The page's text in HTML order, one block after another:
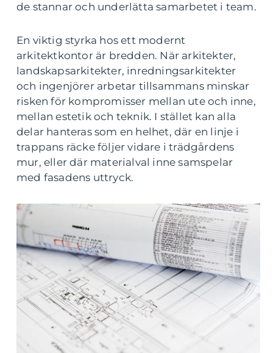
de stannar och underlätta samarbetet i team.
En viktig styrka hos ett modernt
arkitektkontor är bredden. När arkitekter,
landskapsarkitekter, inredningsarkitekter
och ingenjörer arbetar tillsammans minskar
risken för kompromisser mellan ute och inne,
mellan estetik och teknik. I stället kan alla
delar hanteras som en helhet, där en linje i
trappans räcke följer vidare i trädgårdens
mur, eller där materialval inne samspelar
med fasadens uttryck.